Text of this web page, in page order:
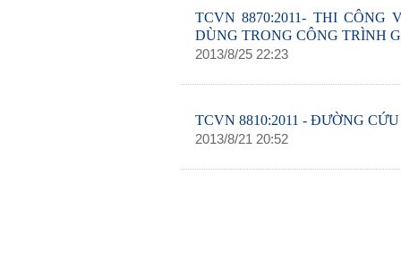
TCVN 8870:2011- THI
DÙNG TRONG CÔNG TRÌNH
2013/8/25 22:23
TCVN 8810:2011 - ĐƯỜNG
2013/8/21 20:52